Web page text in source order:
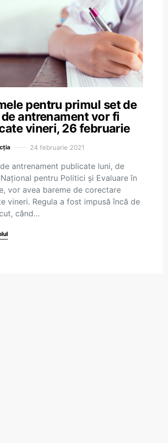
pentru primul set de
antrenament vor fi
vineri, 26 februarie
24 februarie 2021
antrenament publicate luni, de
pentru Politici și Evaluare în
vor avea bareme de corectare
vineri. Regula a fost impusă încă de
când…